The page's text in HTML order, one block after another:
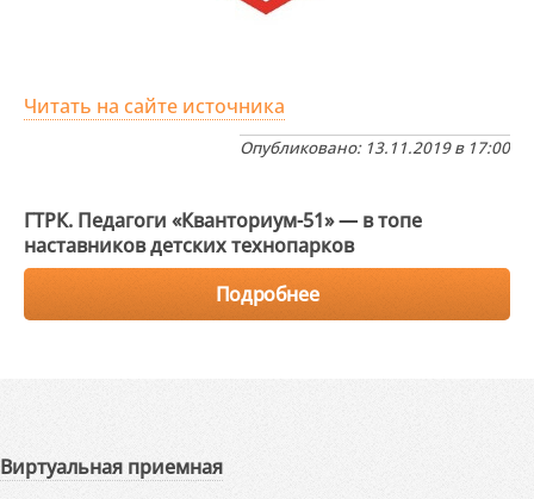
Читать на сайте источника
Опубликовано: 13.11.2019 в 17:00
ГТРК. Педагоги «Кванториум-51» — в топе
наставников детских технопарков
Подробнее
Виртуальная приемная